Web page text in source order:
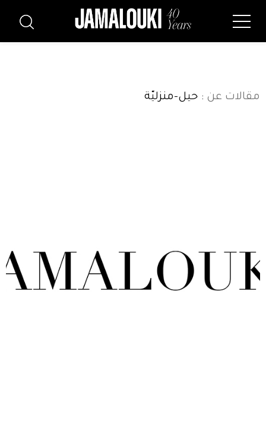
مقالات عن : حيل-منزليّة